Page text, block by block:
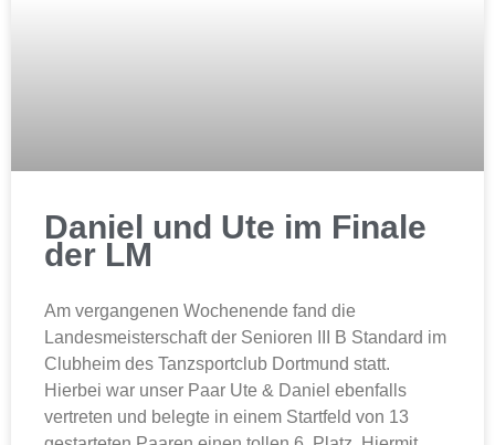
Daniel und Ute im Finale
der LM
Am vergangenen Wochenende fand die
Landesmeisterschaft der Senioren III B Standard im
Clubheim des Tanzsportclub Dortmund statt.
Hierbei war unser Paar Ute & Daniel ebenfalls
vertreten und belegte in einem Startfeld von 13